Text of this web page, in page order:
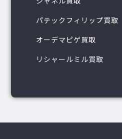
パテックフィリップ買取
オーデマピゲ買取
リシャールミル買取